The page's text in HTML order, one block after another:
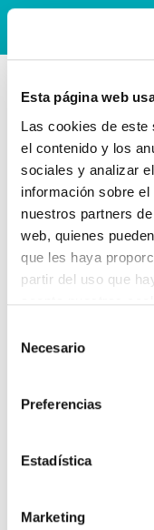
Esta página web
Las cookies de este
el contenido y los
sociales y analizar
información sobre
nuestros partners
web, quienes
que les haya
partir del uso que
Necesario
Preferencias
Estadística
Marketing